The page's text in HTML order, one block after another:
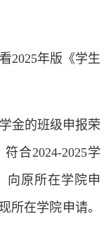
2025年版《学生
金的班级申报荣
合2024-2025学
向原所在学院申
所在学院申请。